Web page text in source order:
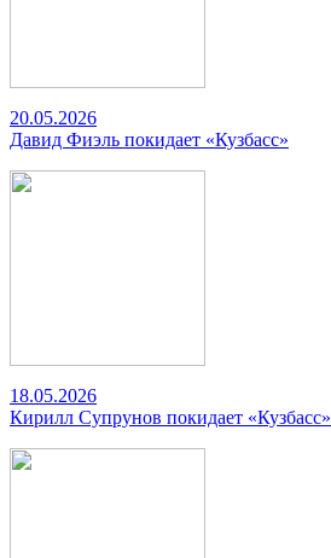
20.05.2026
Давид Фиэль покидает «Кузбасс»
18.05.2026
Кирилл Супрунов покидает «Кузбасс»